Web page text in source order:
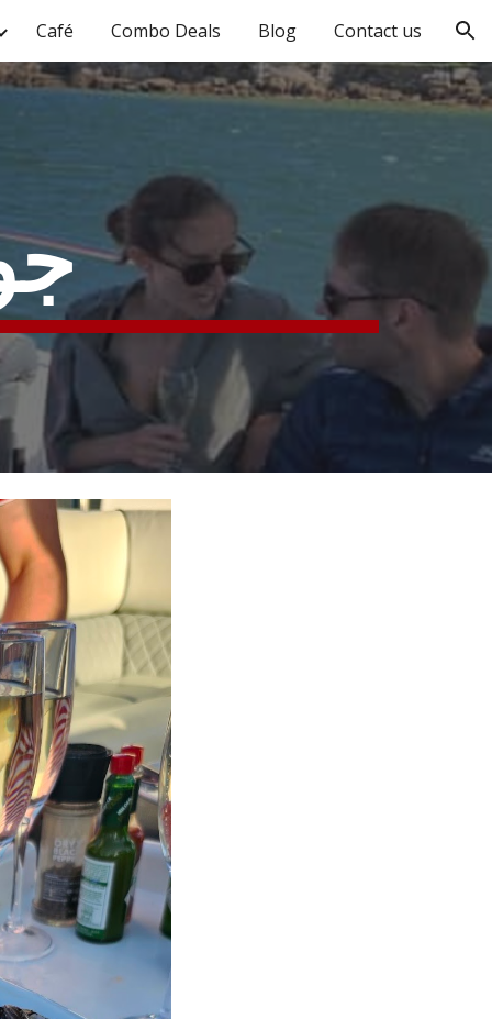
Café Combo Deals Blog Contact us